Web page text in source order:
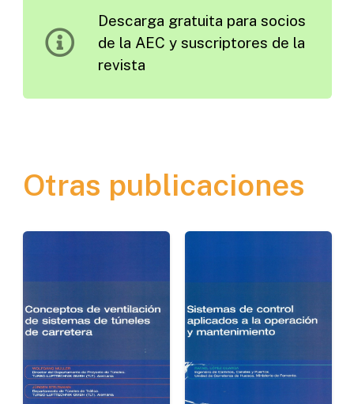
Fábrica
Descarga gratuita para socios
de la AEC y suscriptores de la
revista
Otras publicaciones